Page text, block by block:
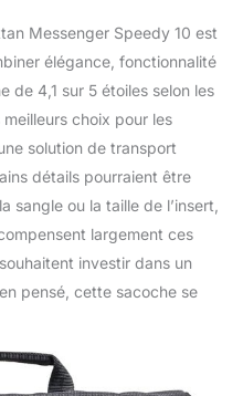
Messenger Speedy 10 est
élégance, fonctionnalité
de 4,1 sur 5 étoiles selon les
choix pour les
solution de transport
détails pourraient être
sangle ou la taille de l’insert,
largement ces
investir dans un
pensé, cette sacoche se